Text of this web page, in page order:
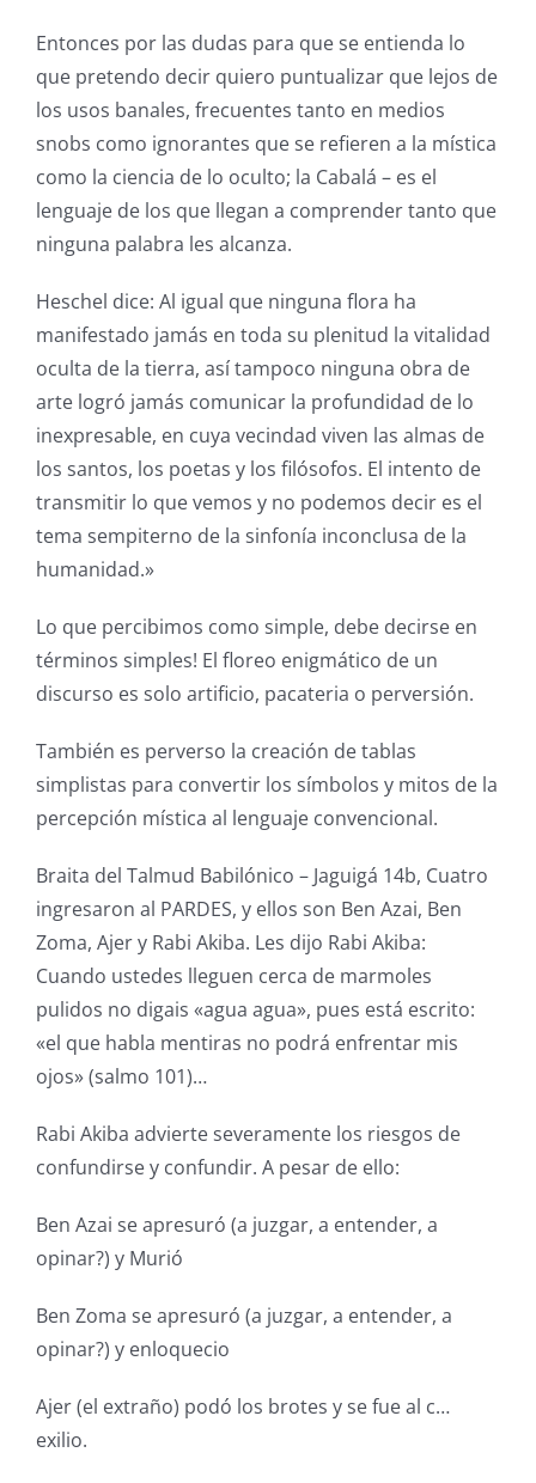
Entonces por las dudas para que se entienda lo
que pretendo decir quiero puntualizar que lejos de
los usos banales, frecuentes tanto en medios
snobs como ignorantes que se refieren a la mística
como la ciencia de lo oculto; la Cabalá – es el
lenguaje de los que llegan a comprender tanto que
ninguna palabra les alcanza.
Heschel dice: Al igual que ninguna flora ha
manifestado jamás en toda su plenitud la vitalidad
oculta de la tierra, así tampoco ninguna obra de
arte logró jamás comunicar la profundidad de lo
inexpresable, en cuya vecindad viven las almas de
los santos, los poetas y los filósofos. El intento de
transmitir lo que vemos y no podemos decir es el
tema sempiterno de la sinfonía inconclusa de la
humanidad.»
Lo que percibimos como simple, debe decirse en
términos simples! El floreo enigmático de un
discurso es solo artificio, pacateria o perversión.
También es perverso la creación de tablas
simplistas para convertir los símbolos y mitos de la
percepción mística al lenguaje convencional.
Braita del Talmud Babilónico – Jaguigá 14b, Cuatro
ingresaron al PARDES, y ellos son Ben Azai, Ben
Zoma, Ajer y Rabi Akiba. Les dijo Rabi Akiba:
Cuando ustedes lleguen cerca de marmoles
pulidos no digais «agua agua», pues está escrito:
«el que habla mentiras no podrá enfrentar mis
ojos» (salmo 101)…
Rabi Akiba advierte severamente los riesgos de
confundirse y confundir. A pesar de ello:
Ben Azai se apresuró (a juzgar, a entender, a
opinar?) y Murió
Ben Zoma se apresuró (a juzgar, a entender, a
opinar?) y enloquecio
Ajer (el extraño) podó los brotes y se fue al c…
exilio.